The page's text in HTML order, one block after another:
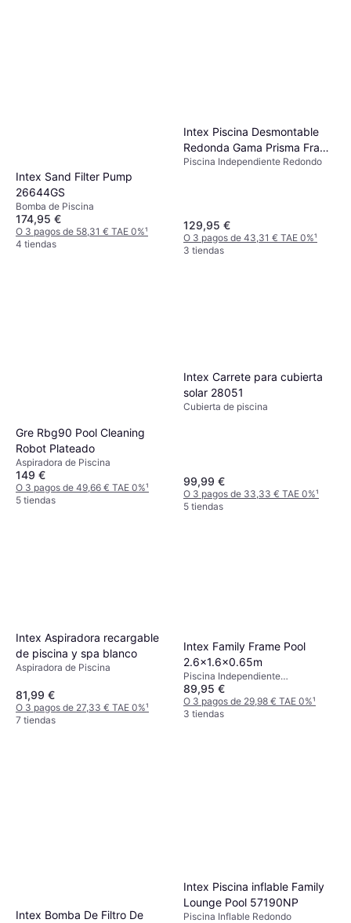
Intex Sand Filter Pump
26644GS
Bomba de Piscina
174,95 €
O 3 pagos de 58,31 € TAE 0%¹
4 tiendas
Intex Piscina Desmontable
Redonda Gama Prisma Frame
366x76 Cm
Piscina Independiente Redondo
129,95 €
O 3 pagos de 43,31 € TAE 0%¹
3 tiendas
Gre Rbg90 Pool Cleaning
Robot Plateado
Aspiradora de Piscina
149 €
O 3 pagos de 49,66 € TAE 0%¹
5 tiendas
Intex Carrete para cubierta
solar 28051
Cubierta de piscina
99,99 €
O 3 pagos de 33,33 € TAE 0%¹
5 tiendas
Intex Aspiradora recargable
de piscina y spa blanco
Aspiradora de Piscina
81,99 €
O 3 pagos de 27,33 € TAE 0%¹
7 tiendas
Intex Family Frame Pool
2.6x1.6x0.65m
Piscina Independiente
Rectangular
89,95 €
O 3 pagos de 29,98 € TAE 0%¹
3 tiendas
Intex Bomba De Filtro De
Intex Piscina inflable Family
Lounge Pool 57190NP
Piscina Inflable Redondo